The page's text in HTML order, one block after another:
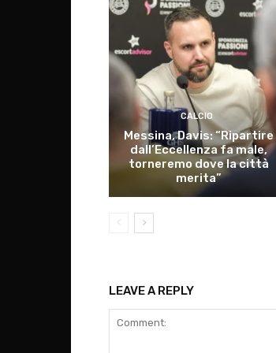
CALCIO
Messina, Davis: “Ripartire
dall’Eccellenza fa male,
torneremo dove la città
merita”
LEAVE A REPLY